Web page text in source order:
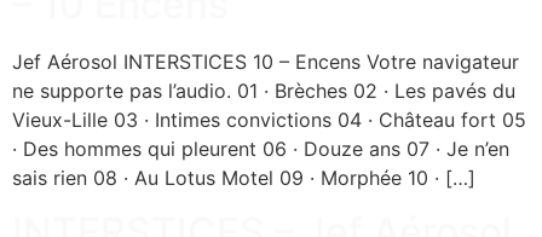
Jef Aérosol INTERSTICES 10 – Encens Votre navigateur
ne supporte pas l’audio. 01 · Brèches 02 · Les pavés du
Vieux-Lille 03 · Intimes convictions 04 · Château fort 05
· Des hommes qui pleurent 06 · Douze ans 07 · Je n’en
sais rien 08 · Au Lotus Motel 09 · Morphée 10 · […]